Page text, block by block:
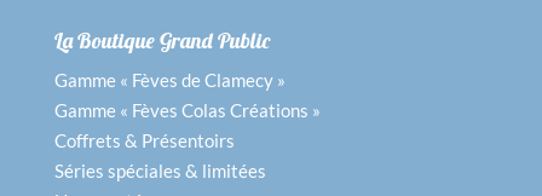
La Boutique Grand Public
Gamme « Fèves de Clamecy »
Gamme « Fèves Colas Créations »
Coffrets & Présentoirs
Séries spéciales & limitées